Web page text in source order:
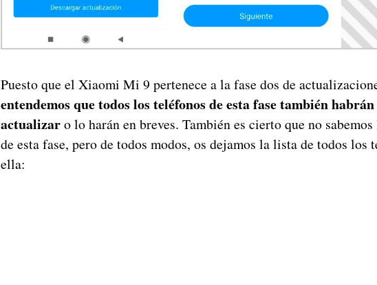
Puesto que el Xiaomi Mi 9 pertenece a la fase dos de
entendemos que todos los teléfonos de esta fase también
actualizaro lo harán en breves. También es cierto que no
de esta fase, pero de todos modos, os dejamos la lista de todos los
ella: